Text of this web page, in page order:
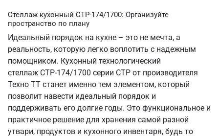
Стеллаж кухонный СТР-174/1700: Организуйте
пространство по плану
Идеальный порядок на кухне – это не мечта, а
реальность, которую легко воплотить с надежным
помощником. Кухонный технологический
стеллаж СТР-174/1700 серии СТР от производителя
Техно ТТ станет именно тем элементом, который
позволит навести идеальный порядок и
поддерживать его долгие годы. Это функциональное и
практичное решение для хранения самой разной
утвари, продуктов и кухонного инвентаря, будь то